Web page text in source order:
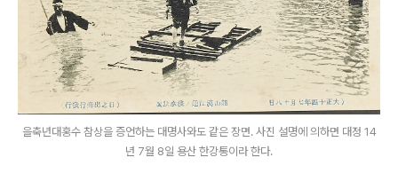
을축년대홍수 참상을 증언하는 대명사와도 같은 장면. 사진 설명에 의하면 대정 14
년 7월 8일 용산 한강통이라 한다.